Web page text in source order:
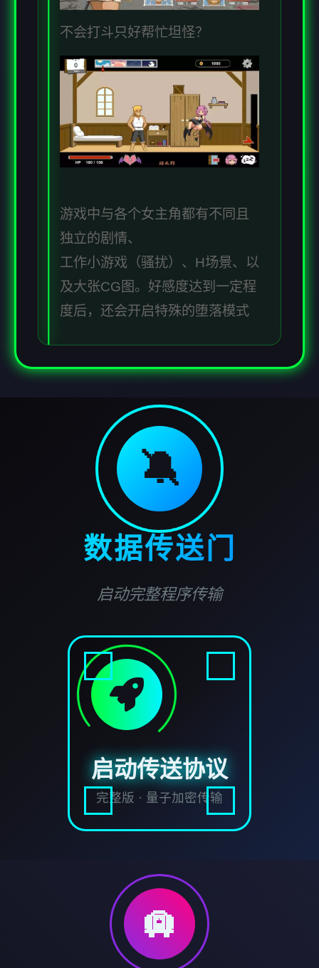
不会打斗只好帮忙坦怪？
游戏中与各个女主角都有不同且
独立的剧情、
工作小游戏（骚扰）、H场景、以
及大张CG图。好感度达到一定程
度后，还会开启特殊的堕落模式
🔕
数据传送门
启动完整程序传输
启动传送协议
完整版 · 量子加密传输
🛄